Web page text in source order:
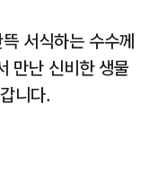
서식하는 수수께
만난 신비한 생물
니다.